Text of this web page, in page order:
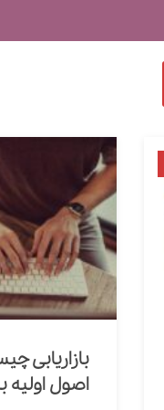
بازاریابی
اصول اولیه